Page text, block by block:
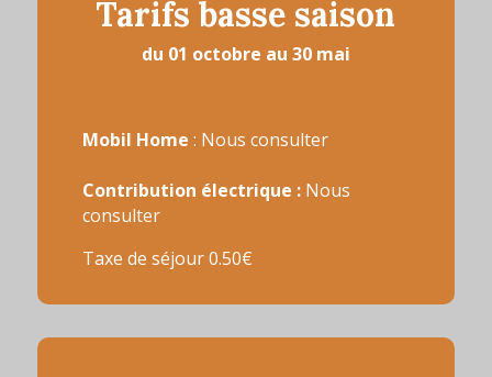
Tarifs basse saison
du 01 octobre au 30 mai
Mobil Home : Nous consulter
Contribution électrique : Nous
consulter
Taxe de séjour 0.50€